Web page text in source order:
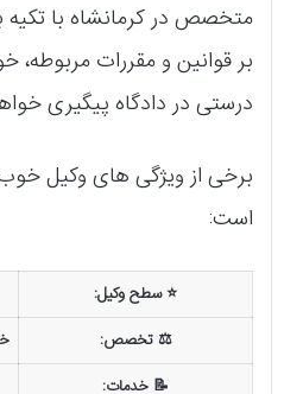
متخصص در کرمانشاه با
بر قوانین و مقررات مربوطه،
درستی در دادگاه پیگیری
برخی از ویژگی های وکیل
است:
⭐ سطح وکیل:
⚖️ تخصص:
📝 خدمات: